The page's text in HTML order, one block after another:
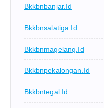
Bkkbnbanjar.id
Bkkbnsalatiga.id
Bkkbnmagelang.id
Bkkbnpekalongan.id
Bkkbntegal.id